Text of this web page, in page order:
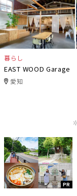
暮らし
EAST WOOD Garage
愛知
PR